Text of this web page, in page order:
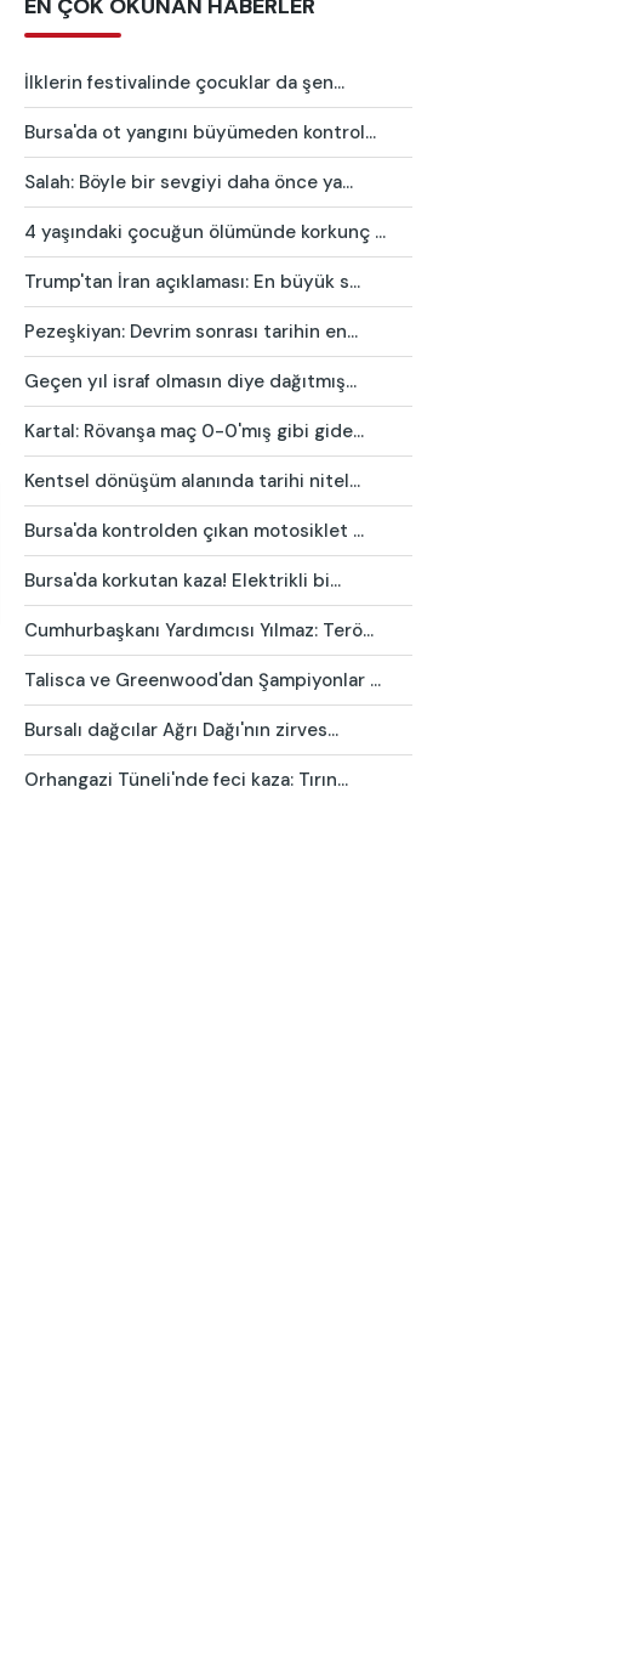
EN ÇOK OKUNAN HABERLER
İlklerin festivalinde çocuklar da şen...
Bursa'da ot yangını büyümeden kontrol...
Salah: Böyle bir sevgiyi daha önce ya...
4 yaşındaki çocuğun ölümünde korkunç ...
Trump'tan İran açıklaması: En büyük s...
Pezeşkiyan: Devrim sonrası tarihin en...
Geçen yıl israf olmasın diye dağıtmış...
Kartal: Rövanşa maç 0-0'mış gibi gide...
Kentsel dönüşüm alanında tarihi nitel...
Bursa'da kontrolden çıkan motosiklet ...
Bursa'da korkutan kaza! Elektrikli bi...
Cumhurbaşkanı Yardımcısı Yılmaz: Terö...
Talisca ve Greenwood'dan Şampiyonlar ...
Bursalı dağcılar Ağrı Dağı'nın zirves...
Orhangazi Tüneli'nde feci kaza: Tırın...